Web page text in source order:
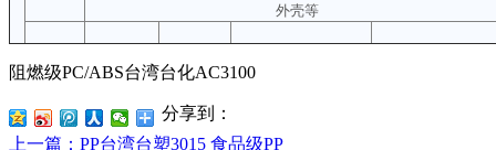
外壳等
阻燃级PC/ABS台湾台化AC3100
分享到：
上一篇 ：PP台湾台塑3015 食品级PP